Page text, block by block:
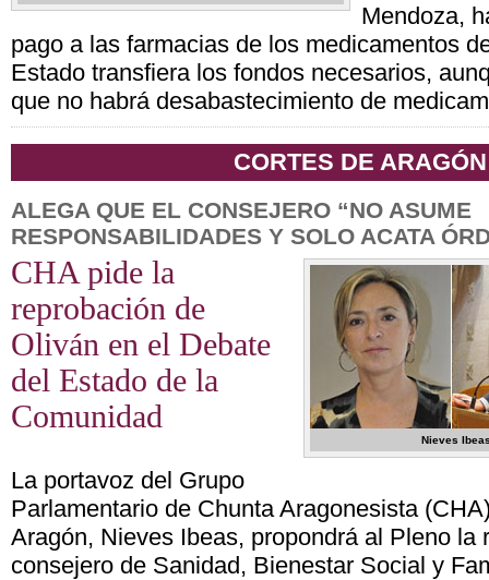
Mendoza,
pago a las farmacias de los medicamentos
Estado transfiera los fondos necesarios,
que no habrá desabastecimiento de
CORTES DE ARAGÓN
ALEGA QUE EL CONSEJERO “NO ASUME
RESPONSABILIDADES Y SOLO ACATA
Nieves
CHA pide la
reprobación de
Oliván en el Debate
del Estado de la
Comunidad
La portavoz del Grupo
Parlamentario de Chunta Aragonesista
Aragón, Nieves Ibeas, propondrá al Pleno la
consejero de Sanidad, Bienestar Social y